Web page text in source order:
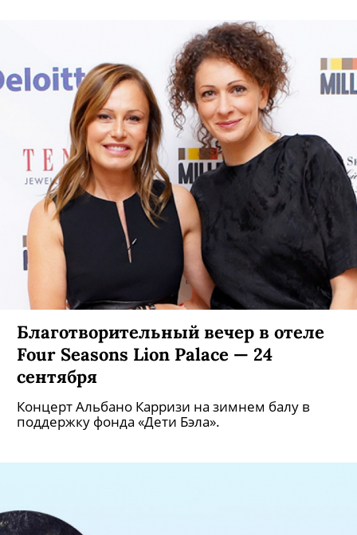
Благотворительный вечер в отеле
Four Seasons Lion Palace — 24
сентября
Концерт Альбано Карризи на зимнем балу в
поддержку фонда «Дети Бэла».